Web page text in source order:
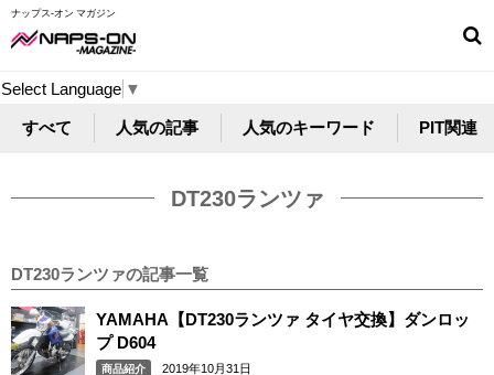
ナップス-オン マガジン
Select Language ▼
すべて 人気の記事 人気のキーワード PIT関連
DT230ランツァ
DT230ランツァの記事一覧
YAMAHA【DT230ランツァ タイヤ交換】ダンロッ
プ D604
商品紹介 2019年10月31日